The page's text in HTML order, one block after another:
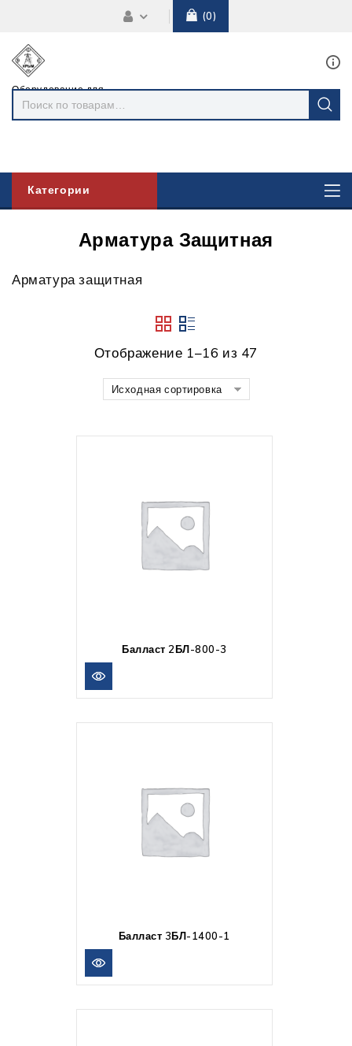
0
Оборудование для
линий
электропередач
Категории
Арматура Защитная
Арматура защитная
Отображение 1–16 из 47
Исходная сортировка
Балласт 2БЛ-800-3
Балласт 3БЛ-1400-1